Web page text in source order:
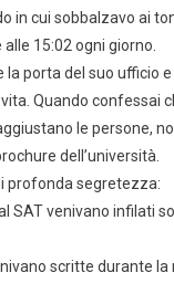
in cui sobbalzavo ai
15:02 ogni giorno.
la porta del suo ufficio
Quando confessai
le persone,
dell’università.
profonda segretezza:
SAT venivano infilati
scritte durante la